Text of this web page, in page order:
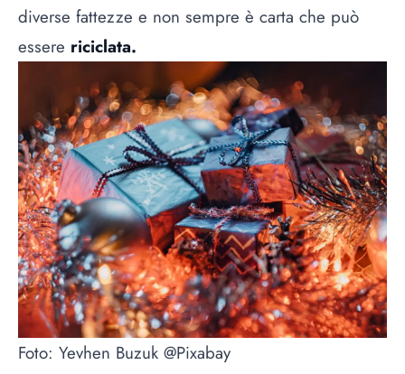
diverse fattezze e non sempre è carta che può
essere riciclata.
Foto: Yevhen Buzuk @Pixabay